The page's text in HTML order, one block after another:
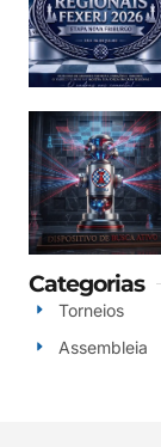
Categorias
Torneios
Assembleia